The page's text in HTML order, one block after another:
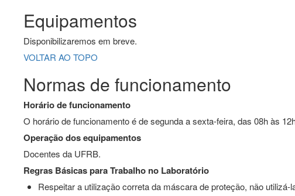
Equipamentos
Disponibilizaremos em breve.
VOLTAR AO TOPO
Normas de funcionamento
Horário de funcionamento
O horário de funcionamento é de segunda a sexta-feira, das 08h às
Operação dos equipamentos
Docentes da UFRB.
Regras Básicas para Trabalho no Laboratório
Respeitar a utilização correta da máscara de proteção, não